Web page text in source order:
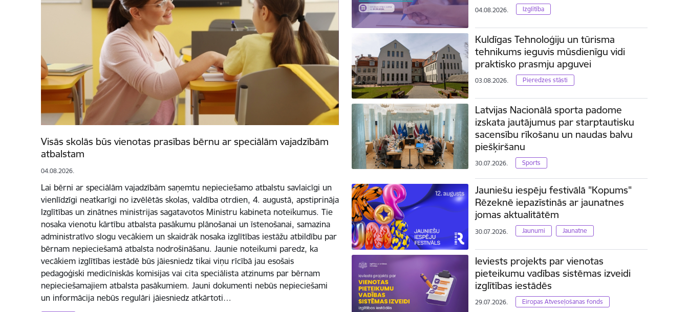
Visās skolās būs vienotas prasības bērnu ar speciālām vajadzībām
atbalstam
04.08.2026.
Lai bērni ar speciālām vajadzībām saņemtu nepieciešamo atbalstu savlaicīgi un
vienlīdzīgi neatkarīgi no izvēlētās skolas, valdība otrdien, 4. augustā, apstiprināja
Izglītības un zinātnes ministrijas sagatavotos Ministru kabineta noteikumus. Tie
nosaka vienotu kārtību atbalsta pasākumu plānošanai un īstenošanai, samazina
administratīvo slogu vecākiem un skaidrāk nosaka izglītības iestāžu atbildību par
bērnam nepieciešamā atbalsta nodrošināšanu. Jaunie noteikumi paredz, ka
vecākiem izglītības iestādē būs jāiesniedz tikai viņu rīcībā jau esošais
pedagoģiski medicīniskās komisijas vai cita speciālista atzinums par bērnam
nepieciešamajiem atbalsta pasākumiem. Jauni dokumenti nebūs nepieciešami
un informācija nebūs regulāri jāiesniedz atkārtoti…
04.08.2026. Izglītība
Kuldīgas Tehnoloģiju un tūrisma
tehnikums ieguvis mūsdienīgu vidi
praktisko prasmju apguvei
03.08.2026. Pieredzes stāsti
Latvijas Nacionālā sporta padome
izskata jautājumus par starptautisku
sacensību rīkošanu un naudas balvu
piešķiršanu
30.07.2026. Sports
Jauniešu iespēju festivālā "Kopums"
Rēzeknē iepazīstinās ar jaunatnes
jomas aktualitātēm
30.07.2026. Jaunumi Jaunatne
Ieviests projekts par vienotas
pieteikumu vadības sistēmas izveidi
izglītības iestādēs
29.07.2026. Eiropas Atveseļošanas fonds